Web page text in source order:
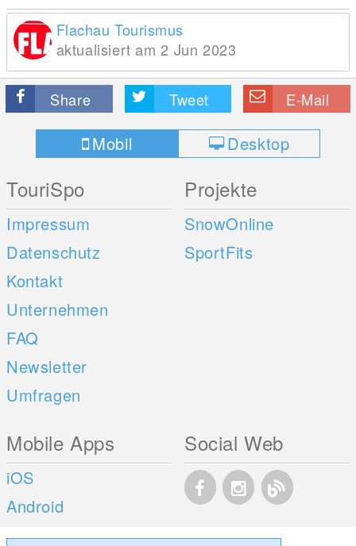
Flachau Tourismus
aktualisiert am 2 Jun 2023
Share Tweet E-Mail
Mobil Desktop
TouriSpo
Impressum
Datenschutz
Kontakt
Unternehmen
FAQ
Newsletter
Umfragen
Projekte
SnowOnline
SportFits
Mobile Apps
iOS
Android
Social Web